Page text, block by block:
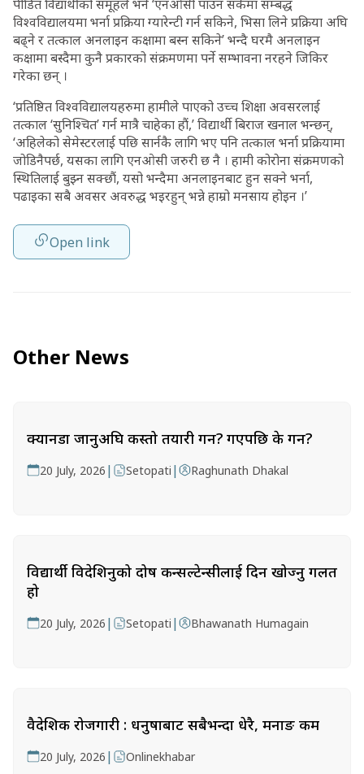
पीडित विद्यार्थीको समूहले भने ‘एनओसी पाउन सकेमा सम्बद्ध
विश्वविद्यालयमा भर्ना प्रक्रिया ग्यारेन्टी गर्न सकिने, भिसा लिने प्रक्रिया अघि
बढ्ने र तत्काल अनलाइन कक्षामा बस्न सकिने’ भन्दै घरमै अनलाइन
कक्षामा बस्दैमा कुनै प्रकारको संक्रमणमा पर्ने सम्भावना नरहने जिकिर
गरेका छन् ।
‘प्रतिष्ठित विश्वविद्यालयहरुमा हामीले पाएको उच्च शिक्षा अवसरलाई
तत्काल ‘सुनिश्चित’ गर्न मात्रै चाहेका हौं,’ विद्यार्थी बिराज खनाल भन्छन्,
‘अहिलेको सेमेस्टरलाई पछि सार्नकै लागि भए पनि तत्काल भर्ना प्रक्रियामा
जोडिनैपर्छ, यसका लागि एनओसी जरुरी छ नै । हामी कोरोना संक्रमणको
स्थितिलाई बुझ्न सक्छौं, यसो भन्दैमा अनलाइनबाट हुन सक्ने भर्ना,
पढाइका सबै अवसर अवरुद्ध भइरहुन् भन्ने हाम्रो मनसाय होइन ।’
Open link
Other News
क्यानडा जानुअघि कस्तो तयारी गर्ने? गएपछि के गर्ने?
20 July, 2026 | Setopati | Raghunath Dhakal
विद्यार्थी विदेशिनुको दोष कन्सल्टेन्सीलाई दिन खोज्नु गलत
हो
20 July, 2026 | Setopati | Bhawanath Humagain
वैदेशिक रोजगारी : धनुषाबाट सबैभन्दा धेरै, मनाङ कम
20 July, 2026 | Onlinekhabar